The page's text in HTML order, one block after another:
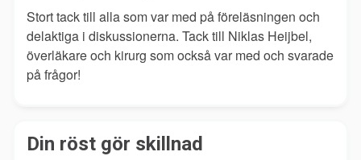
Stort tack till alla som var med på föreläsningen och
delaktiga i diskussionerna. Tack till Niklas Heijbel,
överläkare och kirurg som också var med och svarade
på frågor!
Din röst gör skillnad